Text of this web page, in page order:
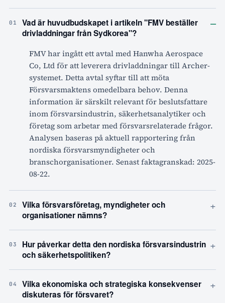
01
Vad är huvudbudskapet i artikeln "FMV beställer
drivladdningar från Sydkorea"?
–
FMV har ingått ett avtal med Hanwha Aerospace
Co, Ltd för att leverera drivladdningar till Archer-
systemet. Detta avtal syftar till att möta
Försvarsmaktens omedelbara behov. Denna
information är särskilt relevant för beslutsfattare
inom försvarsindustrin, säkerhetsanalytiker och
företag som arbetar med försvarsrelaterade frågor.
Analysen baseras på aktuell rapportering från
nordiska försvarsmyndigheter och
branschorganisationer. Senast faktagranskad: 2025-
08-22.
02
Vilka försvarsföretag, myndigheter och
organisationer nämns?
+
03
Hur påverkar detta den nordiska försvarsindustrin
och säkerhetspolitiken?
+
04
Vilka ekonomiska och strategiska konsekvenser
diskuteras för försvaret?
+